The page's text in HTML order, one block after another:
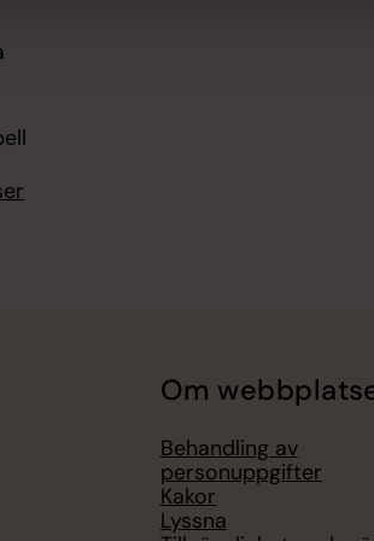
Om
Behandling av
personuppgifter
Kakor
Lyssna